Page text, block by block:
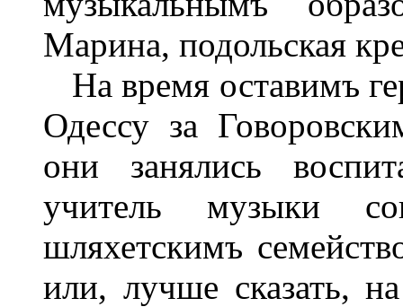
Марина, подольская
На время оставимъ
Одессу за
они занялись
учитель музыки
шляхетскимъ
или, лучше сказать,